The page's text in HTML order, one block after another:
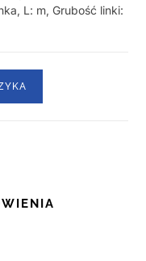
L: m, Grubość linki: